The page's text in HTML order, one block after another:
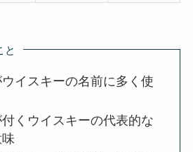
と
ウイスキーの名前に多く使
付くウイスキーの代表的な